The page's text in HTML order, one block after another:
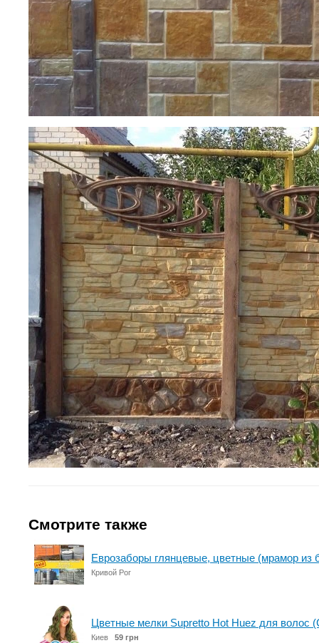
Смотрите также
Еврозаборы глянцевые, цветные (мрамор из
Кривой Рог
Цветные мелки Supretto Hot Huez для волос
Киев 59 грн